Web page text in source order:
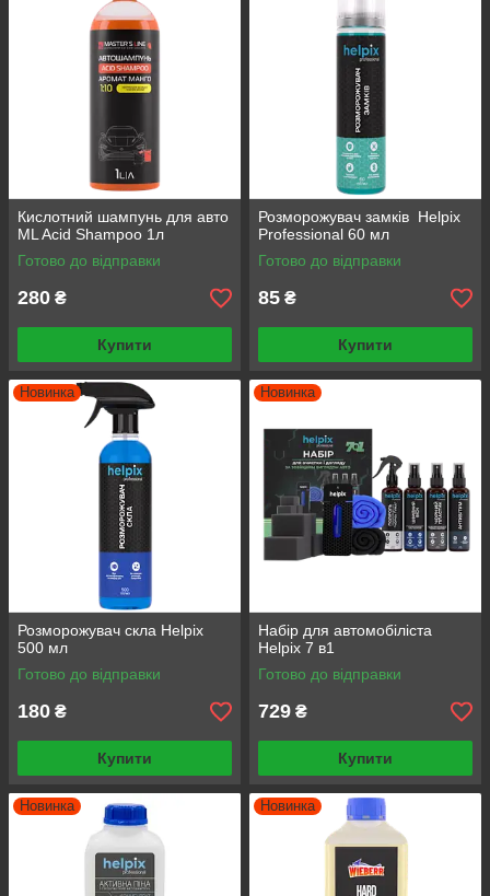
Кислотний шампунь для авто
ML Acid Shampoo 1л
Готово до відправки
280 ₴
Купити
Розморожувач замків Helpix
Professional 60 мл
Готово до відправки
85 ₴
Купити
Новинка
Розморожувач скла Helpix
500 мл
Готово до відправки
180 ₴
Купити
Новинка
Набір для автомобіліста
Helpix 7 в1
Готово до відправки
729 ₴
Купити
Новинка Новинка